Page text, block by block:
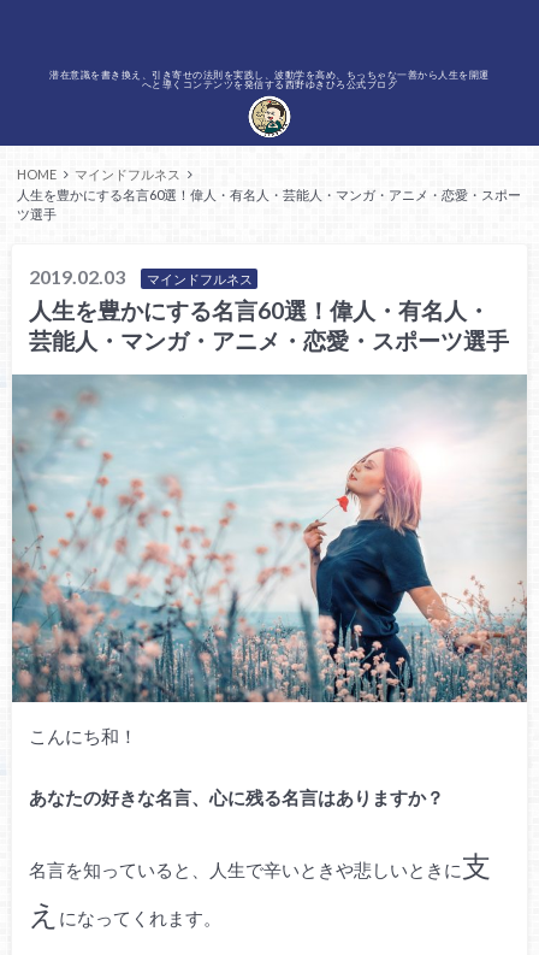
潜在意識を書き換え、引き寄せの法則を実践し、波動学を高め、ちっちゃな一善から人生を開運
へと導くコンテンツを発信する西野ゆきひろ公式ブログ
HOME
マインドフルネス
人生を豊かにする名言60選！偉人・有名人・芸能人・マンガ・アニメ・恋愛・スポー
ツ選手
2019.02.03 マインドフルネス
人生を豊かにする名言60選！偉人・有名人・
芸能人・マンガ・アニメ・恋愛・スポーツ選手
こんにち和！
あなたの好きな名言、心に残る名言はありますか？
名言を知っていると、人生で辛いときや悲しいときに支
え になってくれます。